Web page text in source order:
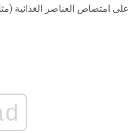
على امتصاص العناصر الغذائية